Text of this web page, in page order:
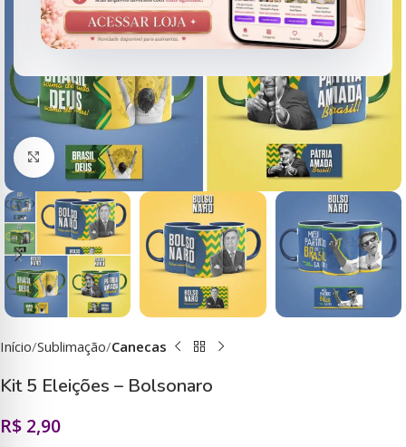
Clique para ampliar
Início Sublimação Canecas
Kit 5 Eleições – Bolsonaro
R$ 2,90